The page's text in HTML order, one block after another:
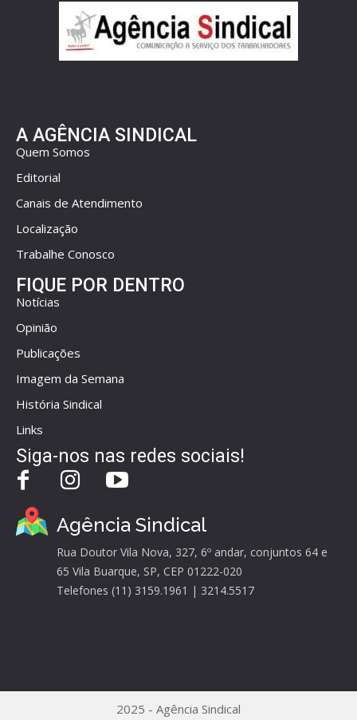
A AGÊNCIA SINDICAL
Quem Somos
Editorial
Canais de Atendimento
Localização
Trabalhe Conosco
FIQUE POR DENTRO
Notícias
Opinião
Publicações
Imagem da Semana
História Sindical
Links
Siga-nos nas redes sociais!
Agência Sindical
Rua Doutor Vila Nova, 327, 6º andar, conjuntos 64 e
65 Vila Buarque, SP, CEP 01222-020
Telefones (11) 3159.1961 | 3214.5517
2025 - Agência Sindical